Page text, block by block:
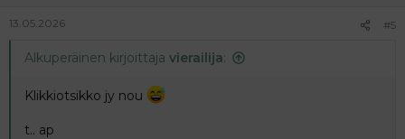
13.05.2026 #5
Alkuperäinen kirjoittaja vierailija:
Klikkiotsikko jy nou
t.. ap